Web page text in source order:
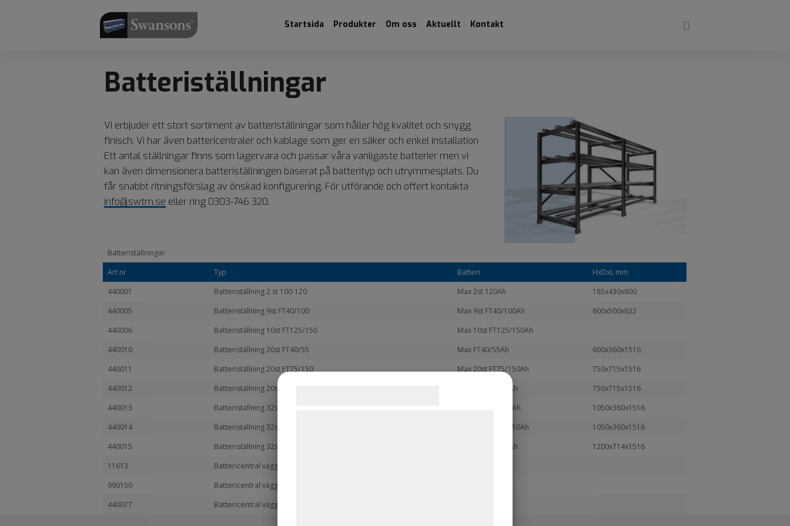
Startsida Produkter Om oss Aktuellt Kontakt
​​​​​​​Batteriställningar
Vi erbjuder ett stort sortiment av batteriställningar som håller hög kvalitet och snygg
finisch. Vi har även battericentraler och kablage som ger en säker och enkel installation
Ett antal ställningar finns som lagervara och passar våra vanligaste batterier men vi
kan även dimensionera batteriställningen baserat på batterityp och utrymmesplats. Du
får snabbt ritningsförslag av önskad konfigurering. För utförande och offert kontakta
info@swtm.se eller ring 0303-746 320.
Batteriställningar
Art nr
Typ Batteri
HxDxL mm
440001
Batteriställning 2 st 100-120 Max 2st 120Ah
185x430x600
440005
Batteriställning 9st FT40/100 Max 9st FT40/100Ah
600x500x632
440006
Batteriställning 10st FT125/150
Max 10st FT125/150Ah
440010
Batteriställning 20st FT40/55 Max FT40/55Ah
600x360x1516
440011
Batteriställning 20st FT75/150 Max 20st FT75/150Ah
750x715x1516
440012
Batteriställning 20st FT200 Max 20st FT200Ah
750x715x1516
440013
Batteriställning 32st FT40/55 Max 32st FT40/5Ah
1050x360x1516
440014
Batteriställning 32st FT75/150 Max 32st FT75/150Ah
1050x360x1516
440015
Batteriställning 32st FT200 Max 32st FT200Ah
1200x714x1516
11613
Battericentral vägg. 2Pol,1gr. 50A
990150
Battericentral vägg. 3Pol,1gr. 50A
440077
Battericentral vägg. 3Pol Dubbelslinga 50A